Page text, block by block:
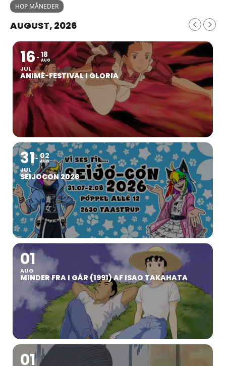
HOP MÅNEDER
AUGUST, 2026
16
JUL
18
AUG
ANIMÉ-FESTIVAL I GLORIA
31
JUL
02
AUG
SEIJOCON 2026
01
AUG
MINDER FRA I GÅR (1991) AF ISAO TAKAHATA
01